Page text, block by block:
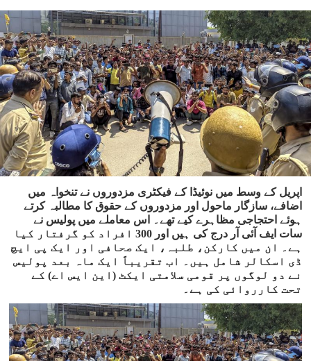
اپریل کے وسط میں نوئیڈا کے فیکٹری مزدوروں نے تنخواہ میں
اضافے، سازگار ماحول اور مزدوروں کے حقوق کا مطالبہ کرتے
ہوئے احتجاجی مظاہرے کیے تھے۔ اس معاملے میں پولیس نے
سات ایف آئی آر درج کی ہیں اور 300 افراد کو گرفتار کیا
ہے۔ ان میں کارکن، طلبہ، ایک صحافی اور ایک پی ایچ
ڈی اسکالر شامل ہیں۔ اب تقریباً ایک ماہ بعد پولیس
نے دو لوگوں پر قومی سلامتی ایکٹ (این ایس اے) کے
تحت کارروائی کی ہے۔